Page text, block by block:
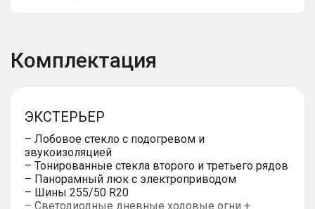
Комплектация
ЭКСТЕРЬЕР
– Лобовое стекло с подогревом и
звукоизоляцией
– Тонированные стекла второго и третьего рядов
– Панорамный люк с электроприводом
– Шины 255/50 R20
– Светодиодные дневные ходовые огни +